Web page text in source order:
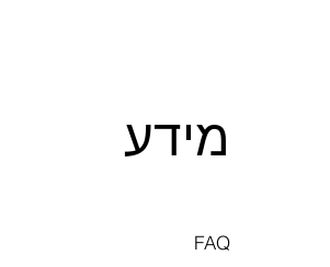
מידע
FAQ